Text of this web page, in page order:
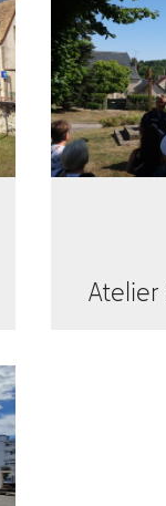
Atelier